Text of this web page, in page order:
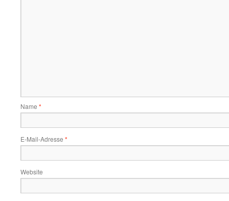
Name *
E-Mail-Adresse *
Website